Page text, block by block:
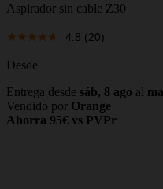
Aspirador sin cable Z30
4.8 (20)
Desde
Entrega desde sáb, 8 ago al
Vendido por Orange
Ahorra 95€ vs PVPr